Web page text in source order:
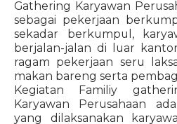
Gathering Karyawan
sebagai pekerjaan
sekadar berkumpul,
berjalan-jalan di luar
ragam pekerjaan seru
makan bareng serta
Kegiatan Familiy
Karyawan Perusahaan
yang dilaksanakan